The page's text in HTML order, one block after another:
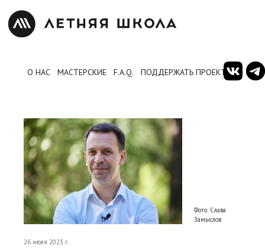
О НАС МАСТЕРСКИЕ F.A.Q. ПОДДЕРЖАТЬ ПРОЕКТ
Фото: Слава
Замыслов
26 июля 2023 г.